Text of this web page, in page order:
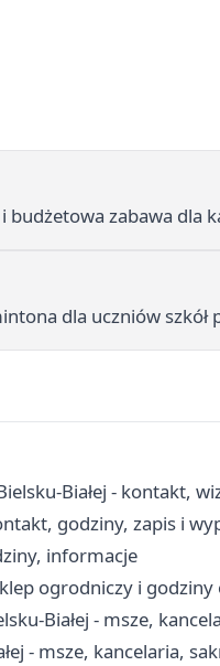
budżetowa zabawa dla
dla uczniów szkół
Białej - kontakt,
godziny, zapis i
informacje
ogrodniczy i godziny
Białej - msze,
- msze, kancelaria,